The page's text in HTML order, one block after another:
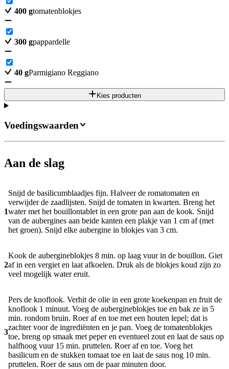
400 gtomatenblokjes
300 gpappardelle
40 gParmigiano Reggiano
Kies producten
Aan de slag
1
Snijd de basilicumblaadjes fijn. Halveer de romatomaten en
verwijder de zaadlijsten. Snijd de tomaten in kwarten. Breng het
water met het bouillontablet in een grote pan aan de kook. Snijd
van de aubergines aan beide kanten een plakje van 1 cm af (met
het groen). Snijd elke aubergine in blokjes van 3 cm.
2
Kook de aubergineblokjes 8 min. op laag vuur in de bouillon. Giet
af in een vergiet en laat afkoelen. Druk als de blokjes koud zijn zo
veel mogelijk water eruit.
3
Pers de knoflook. Verhit de olie in een grote koekenpan en fruit de
knoflook 1 minuut. Voeg de aubergineblokjes toe en bak ze in 5
min. rondom bruin. Roer af en toe met een houten lepel; dat is
zachter voor de ingrediënten en je pan. Voeg de tomatenblokjes
toe, breng op smaak met peper en eventueel zout en laat de saus op
halfhoog vuur 15 min. pruttelen. Roer af en toe. Voeg het
basilicum en de stukken tomaat toe en laat de saus nog 10 min.
pruttelen. Roer de saus om de paar minuten door.
Voedingswaarden